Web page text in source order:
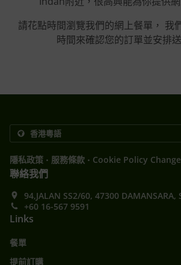
請花點時間瀏覽我們的網上餐單， 我
時間來確認您的訂單並安排
隱私政策 . 服務條款 . Cookie Policy
聯絡我們
94,JALAN SS2/60, 47300
+60 16-567 9591
Links
餐單
提前訂購